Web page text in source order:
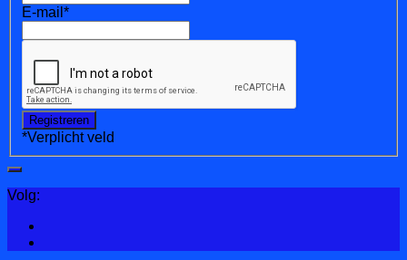
E-mail *
*Verplicht veld
Volg: